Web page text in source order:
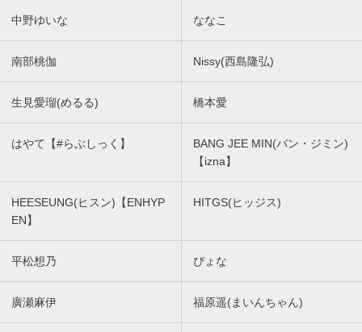
中野ゆいな ななこ
南部桃伽 Nissy(西島隆弘)
生見愛瑠(めるる) 橋本愛
はやて【#らぶしっく】
BANG JEE MIN(バン・ジミン)
【izna】
HEESEUNG(ヒスン)【ENHYP
EN】
HITGS(ヒッジス)
平松想乃 ぴょな
廣瀬麻伊 福原遥(まいんちゃん)